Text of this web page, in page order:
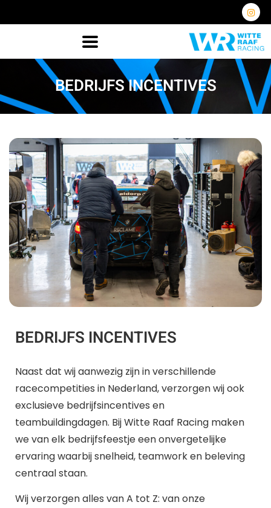
BEDRIJFS INCENTIVES
BEDRIJFS INCENTIVES
Naast dat wij aanwezig zijn in verschillende
racecompetities in Nederland, verzorgen wij ook
exclusieve bedrijfsincentives en
teambuildingdagen. Bij Witte Raaf Racing maken
we van elk bedrijfsfeestje een onvergetelijke
ervaring waarbij snelheid, teamwork en beleving
centraal staan.
Wij verzorgen alles van A tot Z: van onze